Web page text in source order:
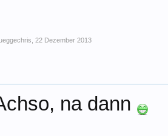
22 Dezember 2013
na dann